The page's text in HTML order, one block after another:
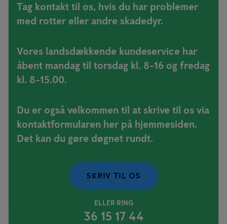
Tag kontakt til os, hvis du har problemer
med rotter eller andre skadedyr.
Vores landsdækkende kundeservice har
åbent mandag til torsdag kl. 8-16 og fredag
kl. 8-15.00.
Du er også velkommen til at skrive til os via
kontaktformularen her på hjemmesiden.
Det kan du gøre døgnet rundt.
SKRIV TIL OS
ELLER RING
36 15 17 44